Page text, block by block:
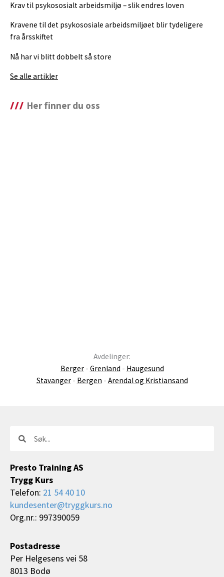
Krav til psykososialt arbeidsmiljø – slik endres loven
Kravene til det psykososiale arbeidsmiljøet blir tydeligere
fra årsskiftet
Nå har vi blitt dobbelt så store
Se alle artikler
Her finner du oss
Avdelinger:
Berger- Grenland - Haugesund
Stavanger- Bergen - Arendal og Kristiansand
Presto Training AS
Trygg Kurs
Telefon: 21 54 40 10
kundesenter@tryggkurs.no
Org.nr.: 997390059
Postadresse
Per Helgesens vei 58
8013 Bodø